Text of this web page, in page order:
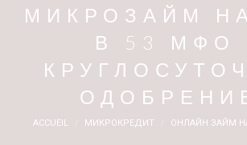
МИКРОЗАЙМ
В 53 МФО
Vous êtes ici :
ACCUEIL МИКРОКРЕДИТ ОНЛАЙН ЗАЙМ